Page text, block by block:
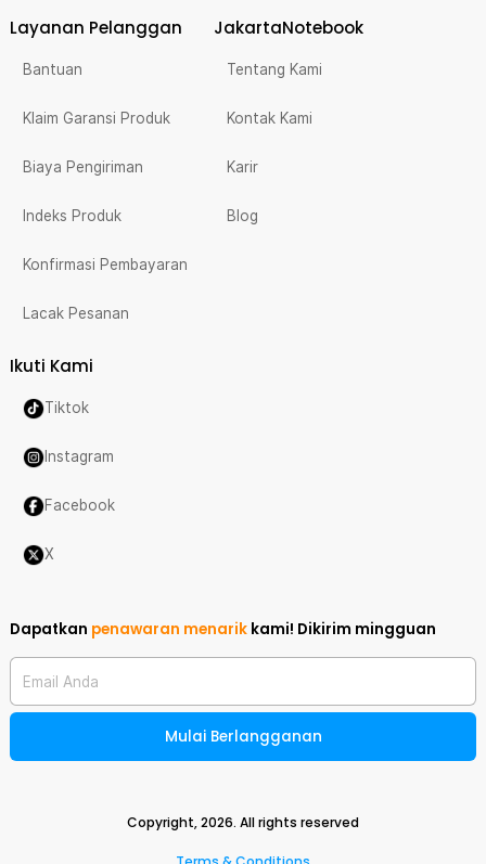
Layanan Pelanggan
Bantuan
Klaim Garansi Produk
Biaya Pengiriman
Indeks Produk
Konfirmasi Pembayaran
Lacak Pesanan
JakartaNotebook
Tentang Kami
Kontak Kami
Karir
Blog
Ikuti Kami
Tiktok
Instagram
Facebook
X
Dapatkan penawaran menarik kami! Dikirim mingguan
Email Anda
Mulai Berlangganan
Copyright,2026. All rights reserved